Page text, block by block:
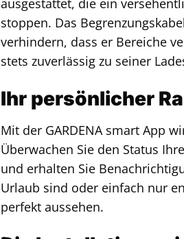
ausgestattet, die ein
stoppen. Das
verhindern, dass er Bereiche
stets zuverlässig zu seiner
Ihr persönlicher
Mit der GARDENA smart App
Überwachen Sie den Status
und erhalten Sie
Urlaub sind oder einfach nur
perfekt aussehen.